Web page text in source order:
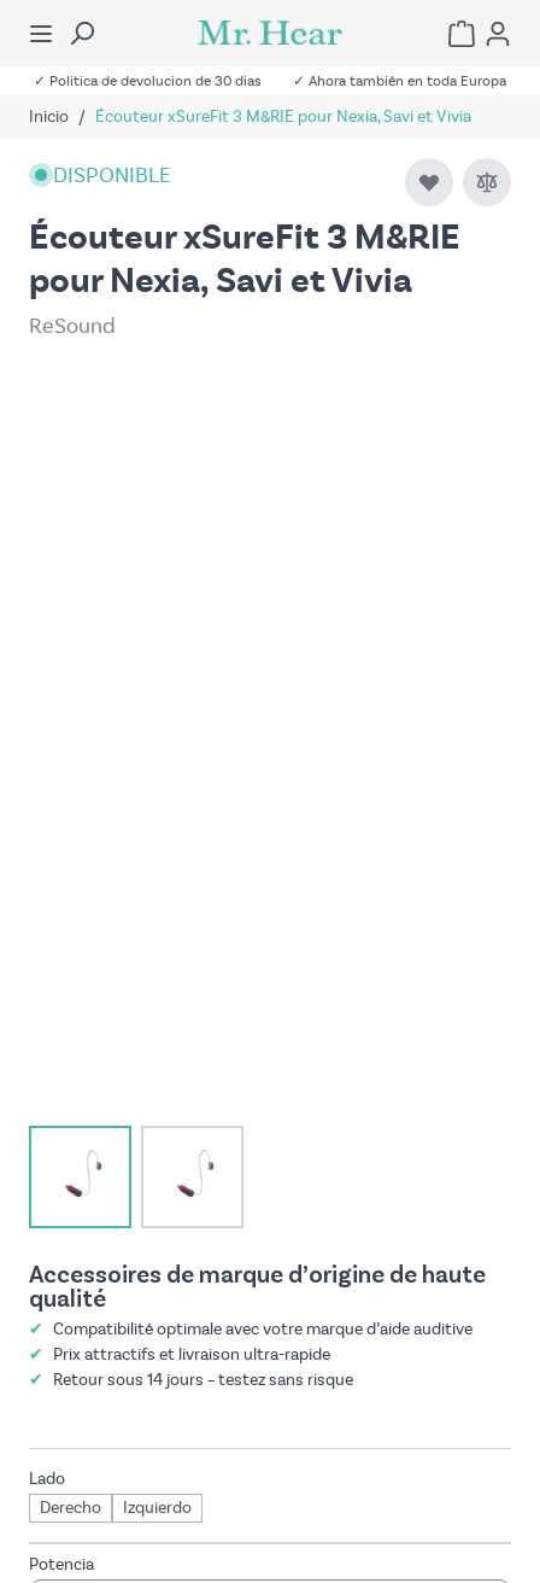
✓ Politica de devolucion de 30 dias ✓ Ahora también en toda Europa
Inicio / Écouteur xSureFit 3 M&RIE pour Nexia, Savi et Vivia
Écouteur xSureFit 3 M&RIE
pour Nexia, Savi et Vivia
ReSound
Accessoires de marque d’origine de haute
qualité
✔ Compatibilité optimale avec votre marque d’aide auditive
✔
Prix attractifs et livraison ultra-rapide
✔
Retour sous 14 jours – testez sans risque
DISPONIBLE
Lado
Derecho
Izquierdo
Potencia